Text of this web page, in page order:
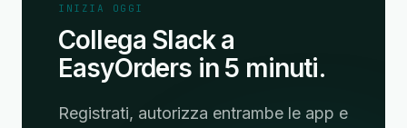
INIZIA OGGI
Collega Slack a
EasyOrders in 5 minuti.
Registrati, autorizza entrambe le app e